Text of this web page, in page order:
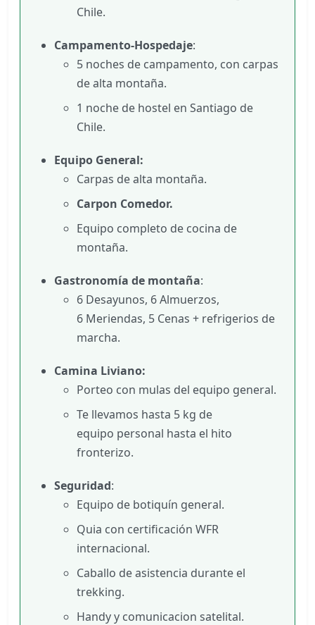
Chile.
Campamento-Hospedaje:
5 noches de campamento, con carpas
de alta montaña.
1 noche de hostel en Santiago de
Chile.
Equipo General:
Carpas de alta montaña.
Carpon Comedor.
Equipo completo de cocina de
montaña.
Gastronomía de montaña:
6 Desayunos, 6 Almuerzos,
6 Meriendas, 5 Cenas + refrigerios de
marcha.
Camina Liviano:
Porteo con mulas del equipo general.
Te llevamos hasta 5 kg de
equipo personal hasta el hito
fronterizo.
Seguridad:
Equipo de botiquín general.
Quia con certificación WFR
internacional.
Caballo de asistencia durante el
trekking.
Handy y comunicacion satelital.